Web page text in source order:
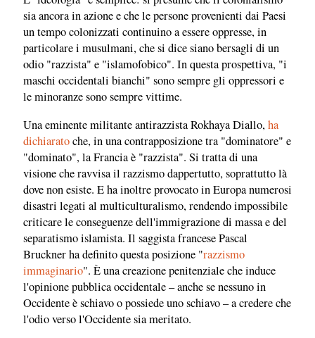
sia ancora in azione e che le persone provenienti dai Paesi
un tempo colonizzati continuino a essere oppresse, in
particolare i musulmani, che si dice siano bersagli di un
odio "razzista" e "islamofobico". In questa prospettiva, "i
maschi occidentali bianchi" sono sempre gli oppressori e
le minoranze sono sempre vittime.
Una eminente militante antirazzista Rokhaya Diallo,ha
dichiaratoche, in una contrapposizione tra "dominatore" e
"dominato", la Francia è "razzista". Si tratta di una
visione che ravvisa il razzismo dappertutto, soprattutto là
dove non esiste. E ha inoltre provocato in Europa numerosi
disastri legati al multiculturalismo, rendendo impossibile
criticare le conseguenze dell'immigrazione di massa e del
separatismo islamista. Il saggista francese Pascal
Bruckner ha definito questa posizione "razzismo
immaginario". È una creazione penitenziale che induce
l'opinione pubblica occidentale – anche se nessuno in
Occidente è schiavo o possiede uno schiavo – a credere che
l'odio verso l'Occidente sia meritato.